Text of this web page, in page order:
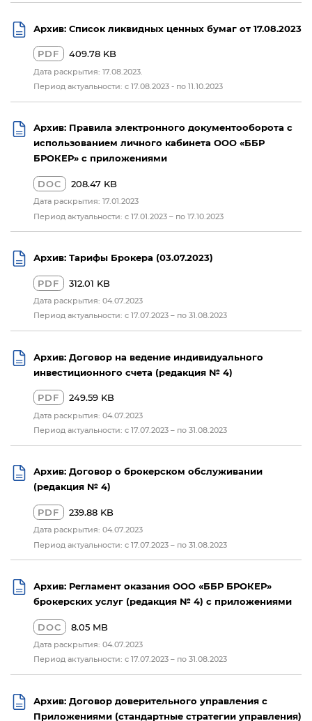
Архив: Список ликвидных ценных бумаг от 17.08.2023
PDF 409.78 KB
Дата раскрытия: 17.08.2023.
Период актуальности: c 17.08.2023 - по 11.10.2023
Архив: Правила электронного документооборота с
использованием личного кабинета ООО «ББР
БРОКЕР» с приложениями
DOC 208.47 KB
Дата раскрытия: 17.01.2023
Период актуальности: с 17.01.2023 – по 17.10.2023
Архив: Тарифы Брокера (03.07.2023)
PDF 312.01 KB
Дата раскрытия: 04.07.2023
Период актуальности: с 17.07.2023 – по 31.08.2023
Архив: Договор на ведение индивидуального
инвестиционного счета (редакция № 4)
PDF 249.59 KB
Дата раскрытия: 04.07.2023
Период актуальности: с 17.07.2023 – по 31.08.2023
Архив: Договор о брокерском обслуживании
(редакция № 4)
PDF 239.88 KB
Дата раскрытия: 04.07.2023
Период актуальности: с 17.07.2023 – по 31.08.2023
Архив: Регламент оказания ООО «ББР БРОКЕР»
брокерских услуг (редакция № 4) с приложениями
DOC 8.05 MB
Дата раскрытия: 04.07.2023
Период актуальности: с 17.07.2023 – по 31.08.2023
Архив: Договор доверительного управления с
Приложениями (стандартные стратегии управления)